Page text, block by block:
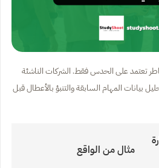
المخاطر تعتمد على الحدس فقط. الشركات الناشئة
بيانات المهام السابقة والتنبؤ بالأعطال قبل
مثال من الواقع